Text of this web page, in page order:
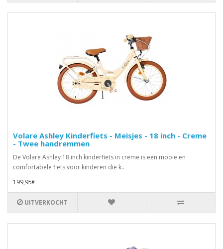
Volare Ashley Kinderfiets - Meisjes - 18 inch - Creme
- Twee handremmen
De Volare Ashley 18 inch kinderfiets in creme is een mooie en
comfortabele fiets voor kinderen die k..
199,95€
UITVERKOCHT